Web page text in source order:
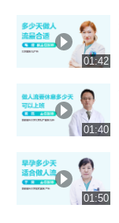
01:42
01:40
01:50